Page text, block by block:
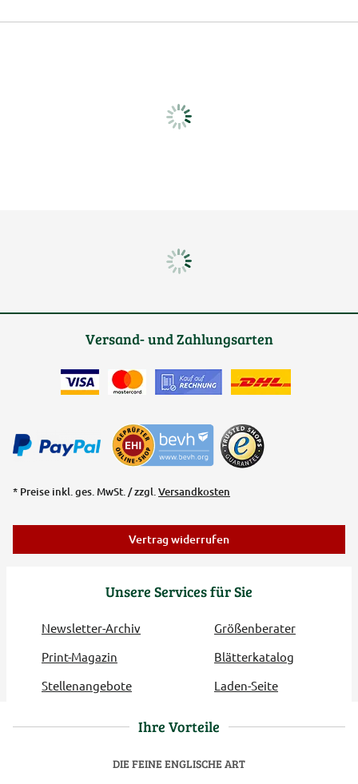
Unsere Services für Sie
Newsletter-Archiv
Größenberater
Print-Magazin
Blätterkatalog
Stellenangebote
Laden-Seite
Versand- und Zahlungsarten
* Preise inkl. ges. MwSt. / zzgl.Versandkosten
Vertrag widerrufen
Ihre Vorteile
DIE FEINE ENGLISCHE ART